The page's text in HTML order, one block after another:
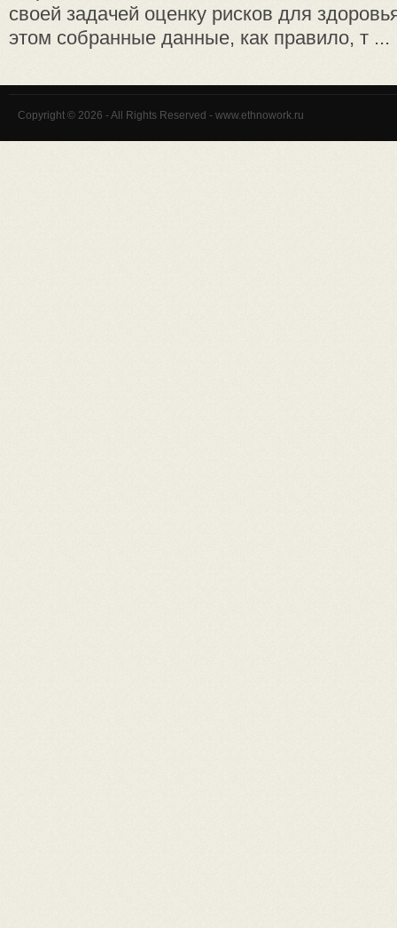
своей задачей оценку рисков для
этом собранные данные, как правило, т ...
Copyright © 2026 - All Rights Reserved - www.ethnowork.ru